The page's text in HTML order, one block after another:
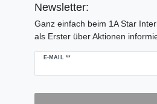
Newsletter:
Ganz einfach beim 1A Star
als Erster über Aktionen
E-MAIL **
Newsletter